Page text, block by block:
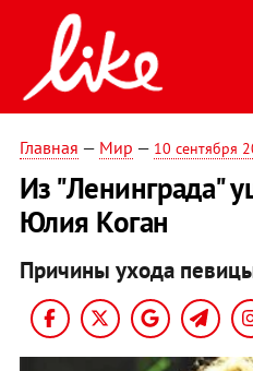
Главная — Мир — 10 сентября
Из "Ленинграда"
Юлия Коган
Причины ухода